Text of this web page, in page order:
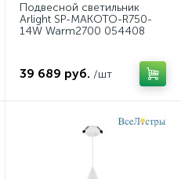
Подвесной светильник
Arlight SP-MAKOTO-R750-
14W Warm2700 054408
39 689 руб. /шт